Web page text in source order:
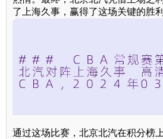
了上海久事，赢得了这场关键的胜利
通过这场比赛，北京北汽在积分榜